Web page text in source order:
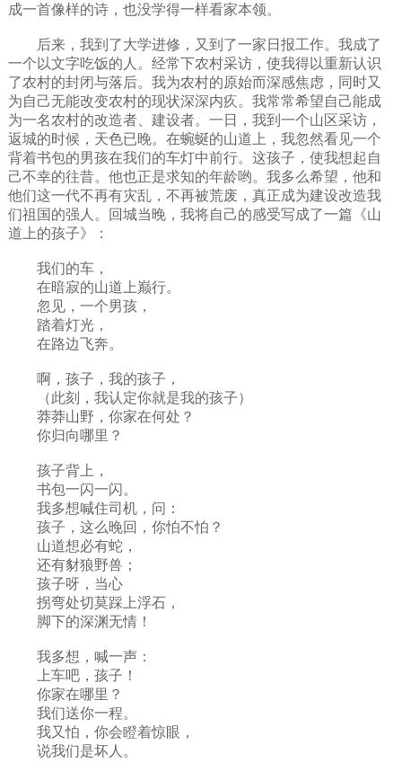
成一首像样的诗，也没学得一样看家本领。
后来，我到了大学进修，又到了一家日报工作。我成了
一个以文字吃饭的人。经常下农村采访，使我得以重新认识
了农村的封闭与落后。我为农村的原始而深感焦虑，同时又
为自己无能改变农村的现状深深内疚。我常常希望自己能成
为一名农村的改造者、建设者。一日，我到一个山区采访，
返城的时候，天色已晚。在蜿蜒的山道上，我忽然看见一个
背着书包的男孩在我们的车灯中前行。这孩子，使我想起自
己不幸的往昔。他也正是求知的年龄哟。我多么希望，他和
他们这一代不再有灾乱，不再被荒废，真正成为建设改造我
们祖国的强人。回城当晚，我将自己的感受写成了一篇《山
道上的孩子》：
我们的车，
在暗寂的山道上巅行。
忽见，一个男孩，
踏着灯光，
在路边飞奔。
啊，孩子，我的孩子，
（此刻，我认定你就是我的孩子）
莽莽山野，你家在何处？
你归向哪里？
孩子背上，
书包一闪一闪。
我多想喊住司机，问：
孩子，这么晚回，你怕不怕？
山道想必有蛇，
还有豺狼野兽；
孩子呀，当心
拐弯处切莫踩上浮石，
脚下的深渊无情！
我多想，喊一声：
上车吧，孩子！
你家在哪里？
我们送你一程。
我又怕，你会瞪着惊眼，
说我们是坏人。